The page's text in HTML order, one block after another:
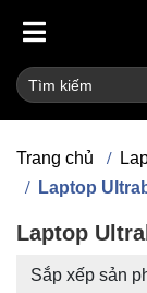
Trang chủ
Laptop
Laptop
Sắp xếp sản